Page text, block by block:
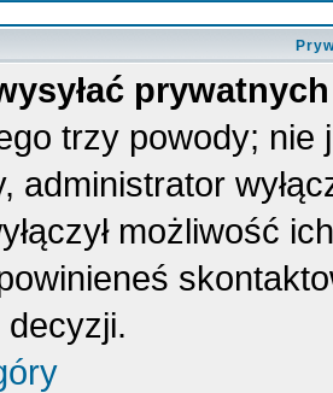
trzy powody;
administrator
możliwość
decyzji.